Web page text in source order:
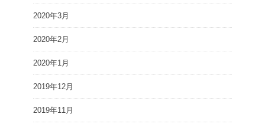
2020年3月
2020年2月
2020年1月
2019年12月
2019年11月